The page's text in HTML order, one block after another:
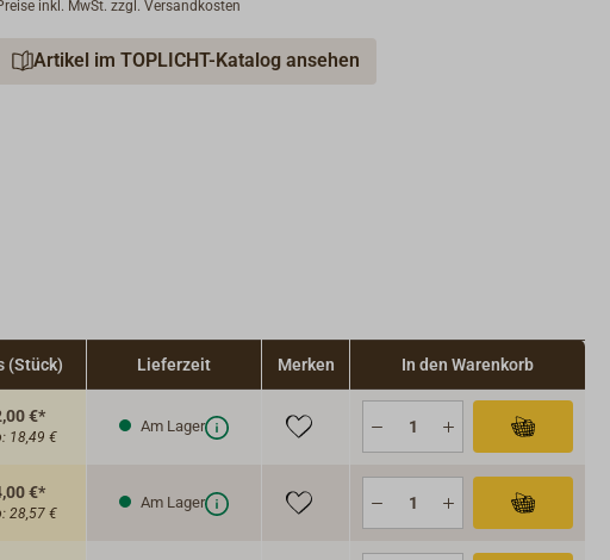
inkl. MwSt. zzgl. Versandkosten
Artikel im TOPLICHT-Katalog ansehen
(Stück) Lieferzeit Merken In den Warenkorb
€*
18,49 €
Am Lager
€*
28,57 €
Am Lager